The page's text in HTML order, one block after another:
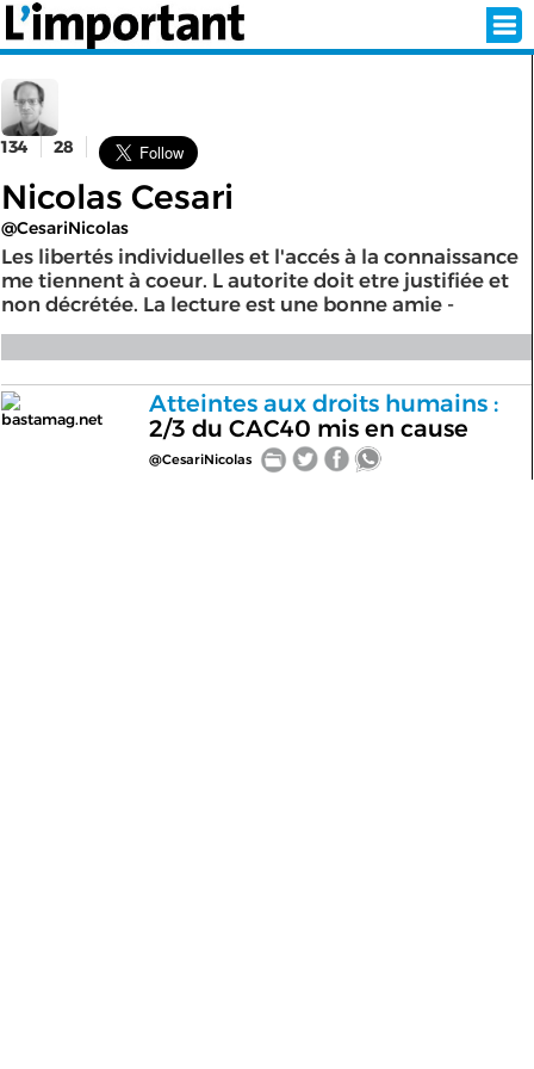
INSCRIPTION
SÉLECTION DE L'ÉTÉ
SUR L'ÉCRAN D'ACCUEIL
SUIVEZ NOUS:
134 28
Nicolas Cesari
@CesariNicolas
Les libertés individuelles et l'accés à la connaissance
me tiennent à coeur. L autorite doit etre justifiée et
non décrétée. La lecture est une bonne amie -
bastamag.net
Atteintes aux droits humains :
2/3 du CAC40 mis en cause
@CesariNicolas